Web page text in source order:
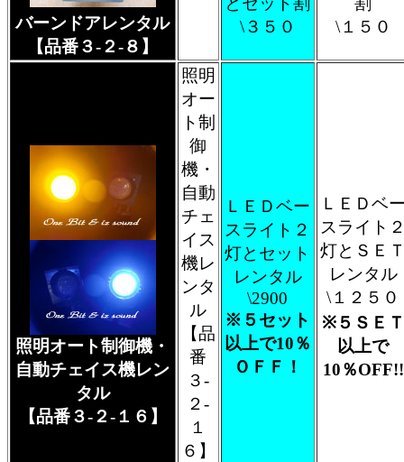
バーンドアレンタル
【品番３-２-８】
\３５０
\１５０
照明オート制御機・
自動チェイス機レン
タル
【品番３-２-１６】
照明
オー
ト制
御
機・
自動
チェ
イス
機レ
ンタ
ル
【品
番
３-
２-
１
６】
ＬＥＤベー
スライト２
灯とセット
レンタル
\2900
※５セット
以上で10％
ＯＦＦ！
ＬＥＤベ
スライト
灯とＳＥ
レンタル
\１２５０
※５ＳＥＴ
以上で
10％OFF!!